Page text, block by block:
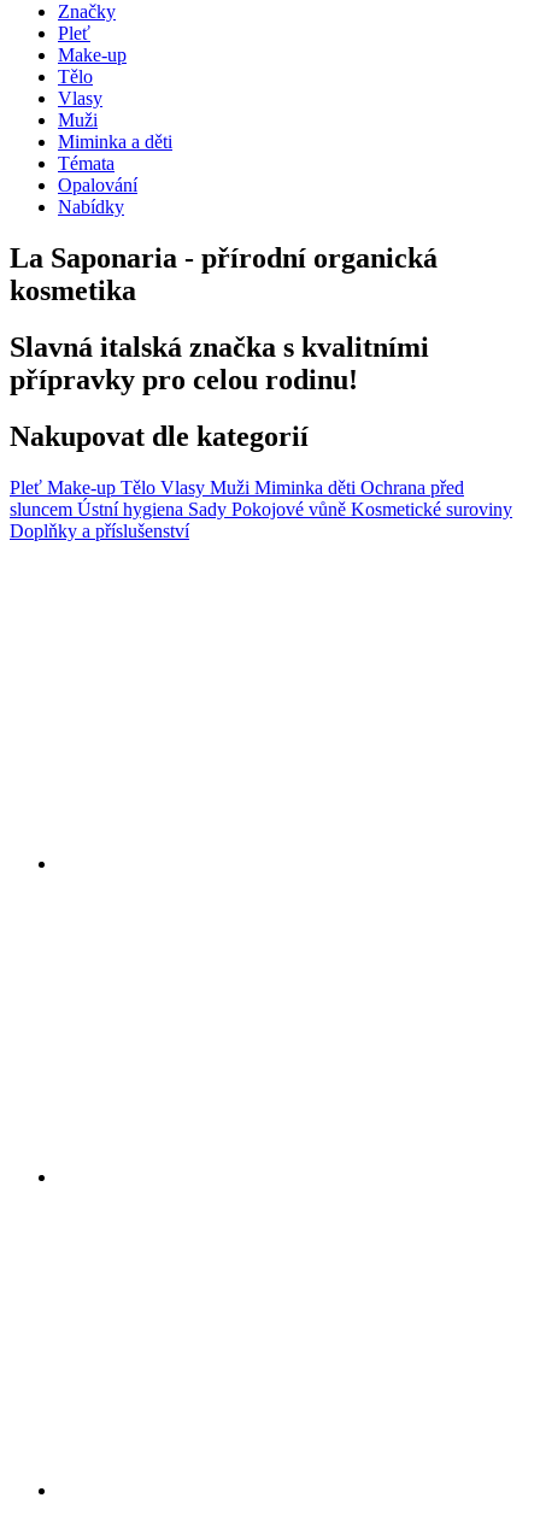
Značky
Pleť
Make-up
Tělo
Vlasy
Muži
Miminka a děti
Témata
Opalování
Nabídky
La Saponaria - přírodní organická
kosmetika
Slavná italská značka s kvalitními
přípravky pro celou rodinu!
Nakupovat dle kategorií
Pleť Make-up Tělo Vlasy Muži Miminka děti Ochrana před
sluncem Ústní hygiena Sady Pokojové vůně Kosmetické suroviny
Doplňky a příslušenství